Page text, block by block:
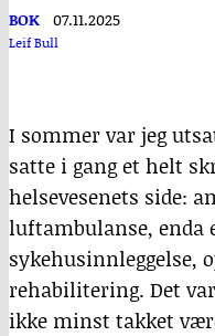
BOK 07.11.2025
Leif Bull
I sommer var jeg
satte i gang et helt
helsevesenets side:
luftambulanse, enda
sykehusinnleggelse,
rehabilitering. Det
ikke minst takket